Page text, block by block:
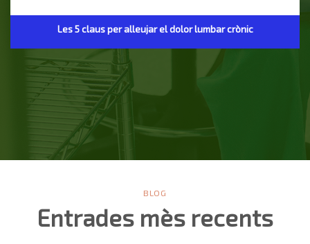
Les 5 claus per alleujar el dolor lumbar crònic
BLOG
Entrades mès recents